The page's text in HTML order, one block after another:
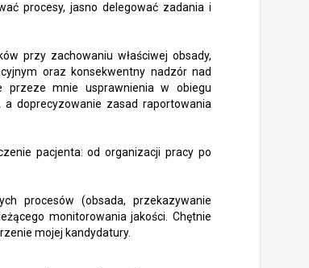
procesy, jasno delegować zadania i
przy zachowaniu właściwej obsady,
oraz konsekwentny nadzór nad
przeze mnie usprawnienia w obiegu
doprecyzowanie zasad raportowania
pacjenta: od organizacji pracy po
procesów (obsada, przekazywanie
monitorowania jakości. Chętnie
mojej kandydatury.